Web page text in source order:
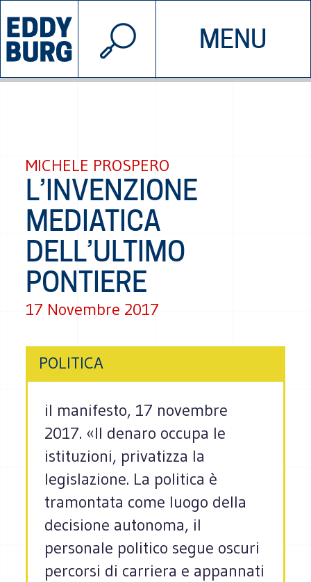
MENU
INIZIATIVE CHI SIAMO
© 2026 EDDYBURG
MICHELE PROSPERO
L’INVENZIONE
MEDIATICA
DELL’ULTIMO
PONTIERE
17 Novembre 2017
POLITICA
il manifesto, 17 novembre
2017. «Il denaro occupa le
istituzioni, privatizza la
legislazione. La politica è
tramontata come luogo della
decisione autonoma, il
personale politico segue oscuri
percorsi di carriera e appannati